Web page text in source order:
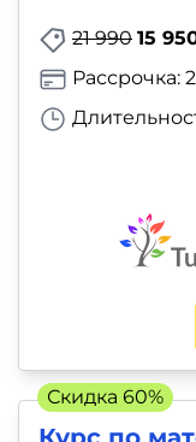
21 990 15
Рассрочка:
Скидка 60%